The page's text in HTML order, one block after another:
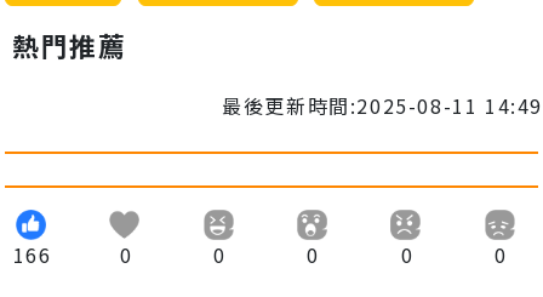
熱門推薦
最後更新時間:2025-08-11 14:49
166 0 0 0 0 0